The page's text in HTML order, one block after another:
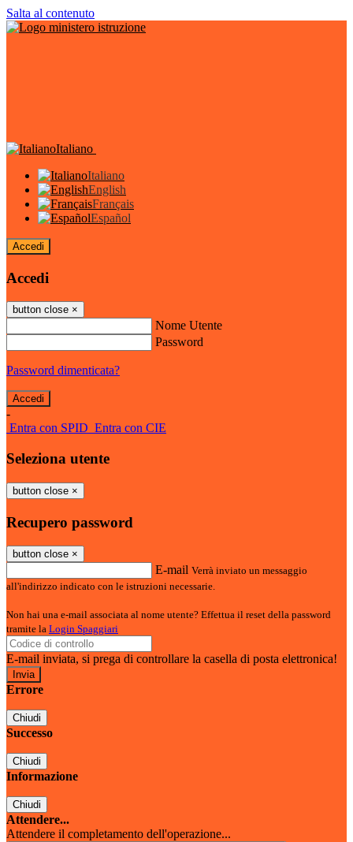
Salta al contenuto
Italiano
Italiano
English
Français
Español
Accedi
Accedi
button close ×
Nome Utente
Password
Password dimenticata?
-
Entra con SPID Entra con CIE
Seleziona utente
button close ×
Recupero password
button close ×
E-mail Verrà inviato un messaggio
all'indirizzo indicato con le istruzioni necessarie.
Non hai una e-mail associata al nome utente? Effettua il reset della password
tramite la Login Spaggiari
E-mail inviata, si prega di controllare la casella di posta elettronica!
Errore
Chiudi
Successo
Chiudi
Informazione
Chiudi
Attendere...
Attendere il completamento dell'operazione...